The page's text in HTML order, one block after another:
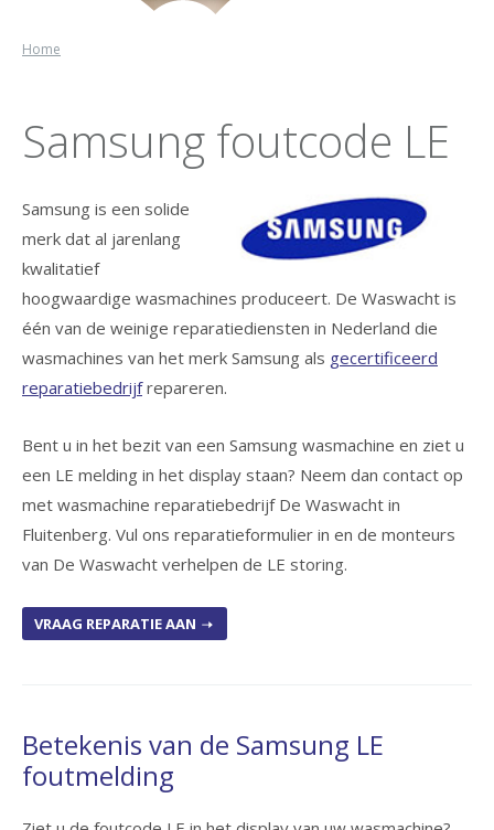
Home
Samsung foutcode LE
Samsung is een solide
merk dat al jarenlang
kwalitatief
hoogwaardige wasmachines produceert. De Waswacht is
één van de weinige reparatiediensten in Nederland die
wasmachines van het merk Samsung als gecertificeerd
reparatiebedrijfrepareren.
Bent u in het bezit van een Samsung wasmachine en ziet u
een LE melding in het display staan? Neem dan contact op
met wasmachine reparatiebedrijf De Waswacht in
Fluitenberg. Vul ons reparatieformulier in en de monteurs
van De Waswacht verhelpen de LE storing.
VRAAG REPARATIE AAN
Betekenis van de Samsung LE
foutmelding